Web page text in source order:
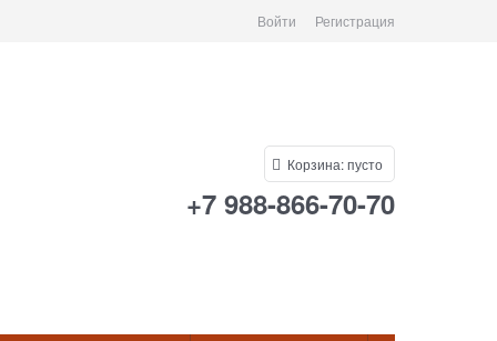
Войти Регистрация
Корзина:пусто
+7 988-866-70-70